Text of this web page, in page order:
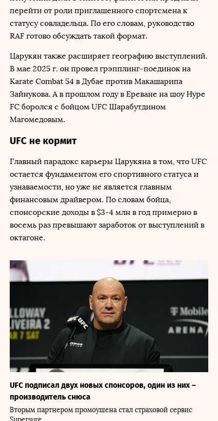
перейти от роли приглашенного спортсмена к
статусу совладельца. По его словам, руководство
RAF готово обсуждать такой формат.
Царукян также расширяет географию выступлений.
В мае 2025 г. он провел грэпплинг-поединок на
Karate Combat 54 в Дубае против Макашарипа
Зайнукова. А в прошлом году в Ереване на шоу Hype
FC боролся с бойцом UFC Шарабутдином
Магомедовым.
UFC не кормит
Главный парадокс карьеры Царукяна в том, что UFC
остается фундаментом его спортивного статуса и
узнаваемости, но уже не является главным
финансовым драйвером. По словам бойца,
спонсорские доходы в $3-4 млн в год примерно в
восемь раз превышают заработок от выступлений в
октагоне.
UFC подписал двух новых спонсоров, один из них –
производитель снюса
Вторым партнером промоушена стал страховой сервис